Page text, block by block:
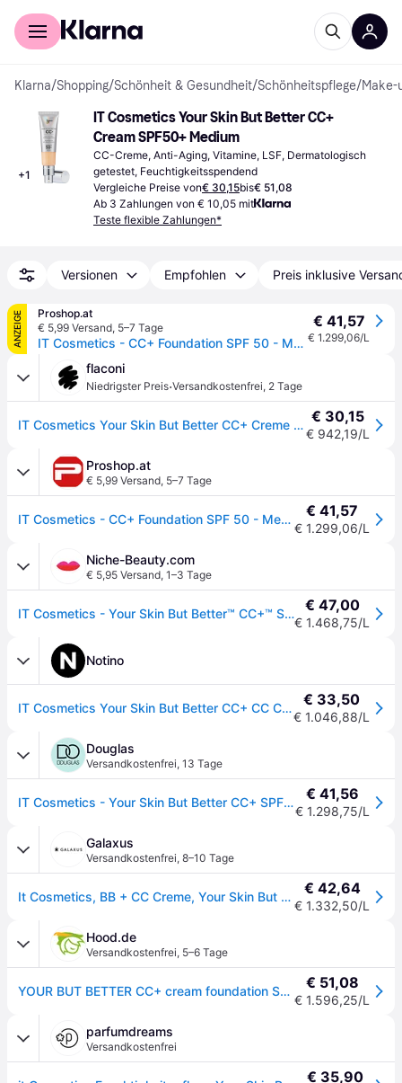
Für Shopper
Klarna/Shopping/Schönheit & Gesundheit/Schönheitspflege/Make-
+1
IT Cosmetics Your Skin But Better CC+
Cream SPF50+ Medium
CC-Creme, Anti-Aging, Vitamine, LSF, Dermatologisch
getestet, Feuchtigkeitsspendend
Vergleiche Preise von€ 30,15bis€ 51,08
Ab 3 Zahlungen von € 10,05 mit
Teste flexible Zahlungen*
Versionen Empfohlen Preis inklusive
ANZEIGE
Proshop.at
€ 5,99 Versand, 5–7 Tage
IT Cosmetics - CC+ Foundation SPF 50 - Medium
€ 41,57
€ 1.299,06/L
flaconi
Niedrigster Preis·Versandkostenfrei, 2 Tage
IT Cosmetics Your Skin But Better CC+ Creme SPF 50+ CC Cream 32 ml Medium € 30,15
€ 942,19/L
Proshop.at
€ 5,99 Versand, 5–7 Tage
IT Cosmetics - CC+ Foundation SPF 50 - Medium € 41,57
€ 1.299,06/L
Niche-Beauty.com
€ 5,95 Versand, 1–3 Tage
IT Cosmetics - Your Skin But Better™ CC+™ SPF 50+ - CC Cream - Medium € 47,00
€ 1.468,75/L
Notino
IT Cosmetics Your Skin But Better CC+ CC Cream SPF 50+ Farbton Medium 32 ml € 33,50
€ 1.046,88/L
Douglas
Versandkostenfrei, 13 Tage
IT Cosmetics - Your Skin But Better CC+ SPF 50+ BB- & CC-Cream 32 ml Medium - 32 ml - Fullsize - Nude € 41,56
€ 1.298,75/L
Galaxus
Versandkostenfrei, 8–10 Tage
It Cosmetics, BB + CC Creme, Your Skin But Better CC+ (Medium, 32ml) € 42,64
€ 1.332,50/L
Hood.de
Versandkostenfrei, 5–6 Tage
YOUR BUT BETTER CC+ cream foundation SPF50+ #medium 32 € 51,08
€ 1.596,25/L
parfumdreams
Versandkostenfrei
€ 35,90